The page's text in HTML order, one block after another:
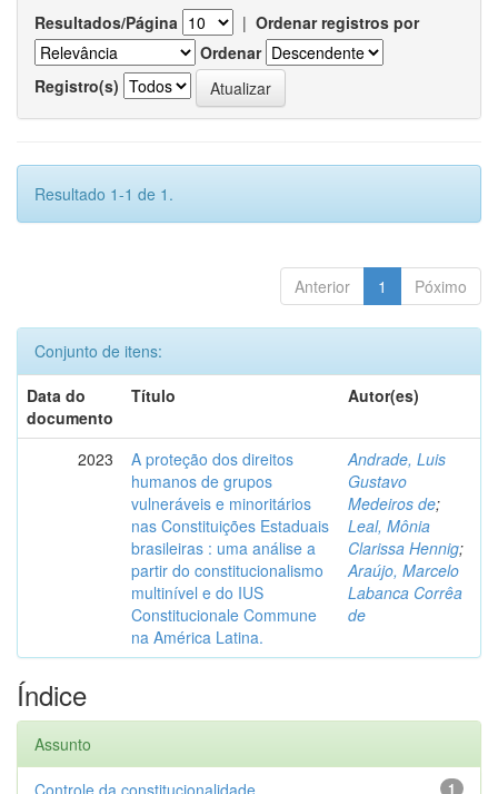
Resultados/Página | Ordenar registros por
Ordenar
Registro(s)
Resultado 1-1 de 1.
Anterior 1 Póximo
Conjunto de itens:
Data do
documento
Título Autor(es)
2023
A proteção dos direitos
humanos de grupos
vulneráveis e minoritários
nas Constituições Estaduais
brasileiras : uma análise a
partir do constitucionalismo
multinível e do IUS
Constitucionale Commune
na América Latina.
Andrade, Luis
Gustavo
Medeiros de;
Leal, Mônia
Clarissa Hennig;
Araújo, Marcelo
Labanca Corrêa
de
Índice
Assunto
1
Controle da constitucionalidade